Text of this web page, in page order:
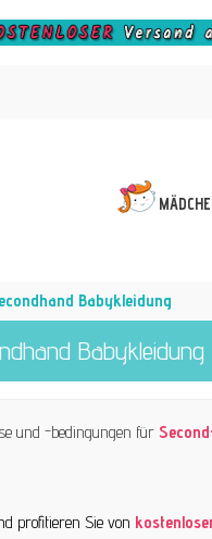
Babykleidung
Babykleidung
und -bedingungen für
profitieren Sie von